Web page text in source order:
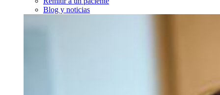
Blog y noticias